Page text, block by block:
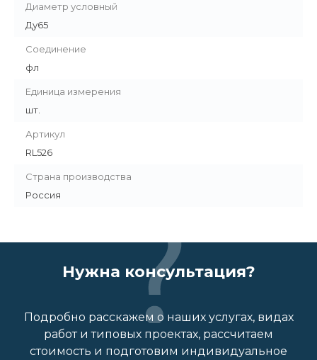
Диаметр условный
Ду65
Соединение
фл
Единица измерения
шт.
Артикул
RL526
Страна производства
Россия
Нужна консультация?
Подробно расскажем о наших услугах, видах
работ и типовых проектах, рассчитаем
стоимость и подготовим индивидуальное